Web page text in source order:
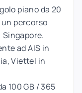
piano da 20
percorso
ad AIS in
Viettel in
100 GB / 365